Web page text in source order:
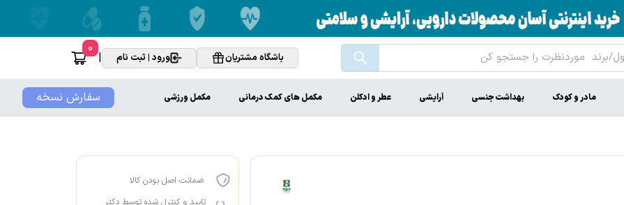
باشگاه مشتریان ورود | ثبت نام |
0
سفارش نسخه مادر و کودک بهداشت جنسی آرایشی عطر و ادکلن مکمل های کمک درمانی مکمل ورزشی
ضمانت اصل بودن کالا
تایید و کنترل شده توسط دکتر